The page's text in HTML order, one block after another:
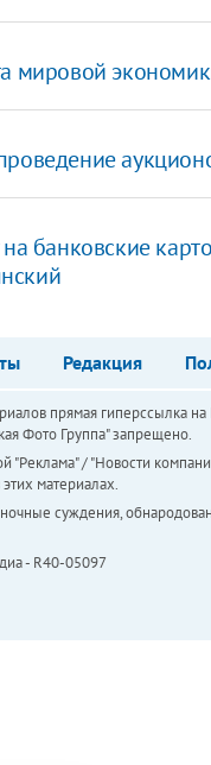
мировой
банковские
Редакция
прямая гиперссылка
Фото Группа" запрещено.
/ "Новости
материалах.
суждения,
- R40-05097